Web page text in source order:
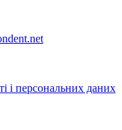
і персональних даних